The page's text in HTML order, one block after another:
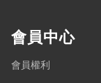
會員中心
會員權利